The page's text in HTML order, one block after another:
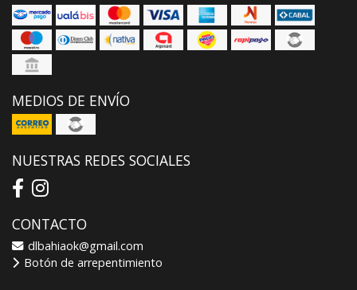
MEDIOS DE ENVÍO
NUESTRAS REDES SOCIALES
CONTACTO
dlbahiaok@gmail.com
Botón de arrepentimiento